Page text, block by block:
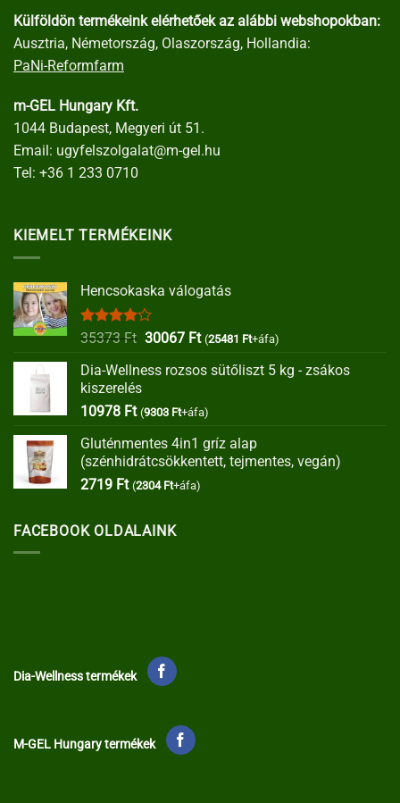
Külföldön termékeink elérhetőek az alábbi webshopokban:
Ausztria, Németország, Olaszország, Hollandia:
PaNi-Reformfarm
m-GEL Hungary Kft.
1044 Budapest, Megyeri út 51.
Email: ugyfelszolgalat@m-gel.hu
Tel: +36 1 233 0710
KIEMELT TERMÉKEINK
Hencsokaska válogatás
Értékelés:
35373Ft Original
was:
30067 FtCurrent
is:
(25481 Ft+áfa)
Dia-Wellness rozsos sütőliszt 5 kg - zsákos
kiszerelés
10978 Ft (9303 Ft+áfa)
Gluténmentes 4in1 gríz alap
(szénhidrátcsökkentett, tejmentes, vegán)
2719 Ft (2304 Ft+áfa)
FACEBOOK OLDALAINK
Dia-Wellness termékek
M-GEL Hungary termékek